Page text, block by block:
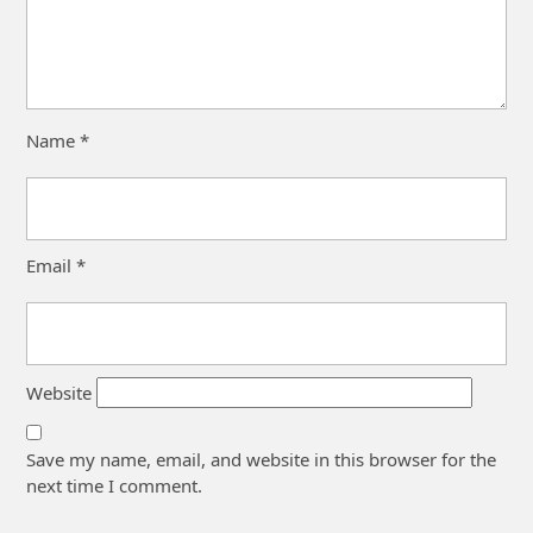
Name *
Email *
Website
Save my name, email, and website in this browser for the
next time I comment.